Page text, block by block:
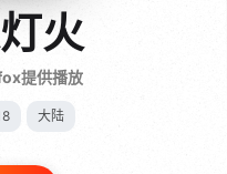
火
提供播放
大陆